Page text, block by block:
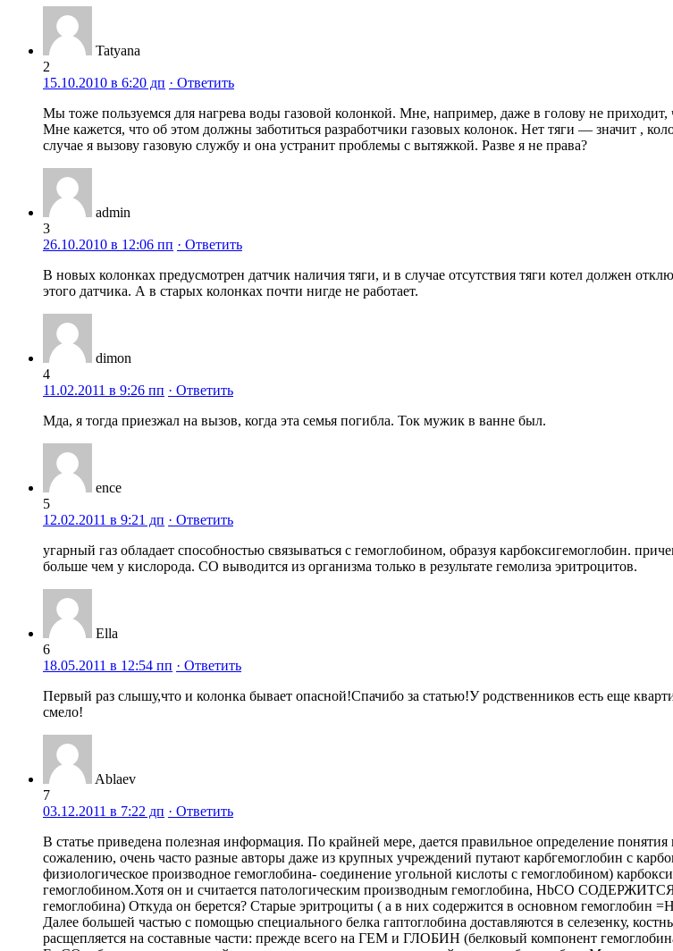
Tatyana
2
15.10.2010 в 6:20 дп · Ответить
Мы тоже пользуемся для нагрева воды газовой колонкой. Мне, например, даже в голову не приходит,
Мне кажется, что об этом должны заботиться разработчики газовых колонок. Нет тяги — значит ,
случае я вызову газовую службу и она устранит проблемы с вытяжкой. Разве я не права?
admin
3
26.10.2010 в 12:06 пп · Ответить
В новых колонках предусмотрен датчик наличия тяги, и в случае отсутствия тяги котел должен
этого датчика. А в старых колонках почти нигде не работает.
dimon
4
11.02.2011 в 9:26 пп · Ответить
Мда, я тогда приезжал на вызов, когда эта семья погибла. Ток мужик в ванне был.
ence
5
12.02.2011 в 9:21 дп · Ответить
угарный газ обладает способностью связываться с гемоглобином, образуя карбоксигемоглобин.
больше чем у кислорода. СО выводится из организма только в результате гемолиза эритроцитов.
Ella
6
18.05.2011 в 12:54 пп · Ответить
Первый раз слышу,что и колонка бывает опасной!Спачибо за статью!У родственников есть еще
смело!
Ablaev
7
03.12.2011 в 7:22 дп · Ответить
В статье приведена полезная информация. По крайней мере, дается правильное определение
сожалению, очень часто разные авторы даже из крупных учреждений путают карбгемоглобин с
физиологическое производное гемоглобина- соединение угольной кислоты с гемоглобином)
гемоглобином.Хотя он и считается патологическим производным гемоглобина, HbCO
гемоглобина) Откуда он берется? Старые эритроциты ( а в них содержится в основном гемоглобин
Далее большей частью с помощью специального белка гаптоглобина доставляются в селезенку,
расщепляется на составные части: прежде всего на ГЕМ и ГЛОБИН (белковый компонент